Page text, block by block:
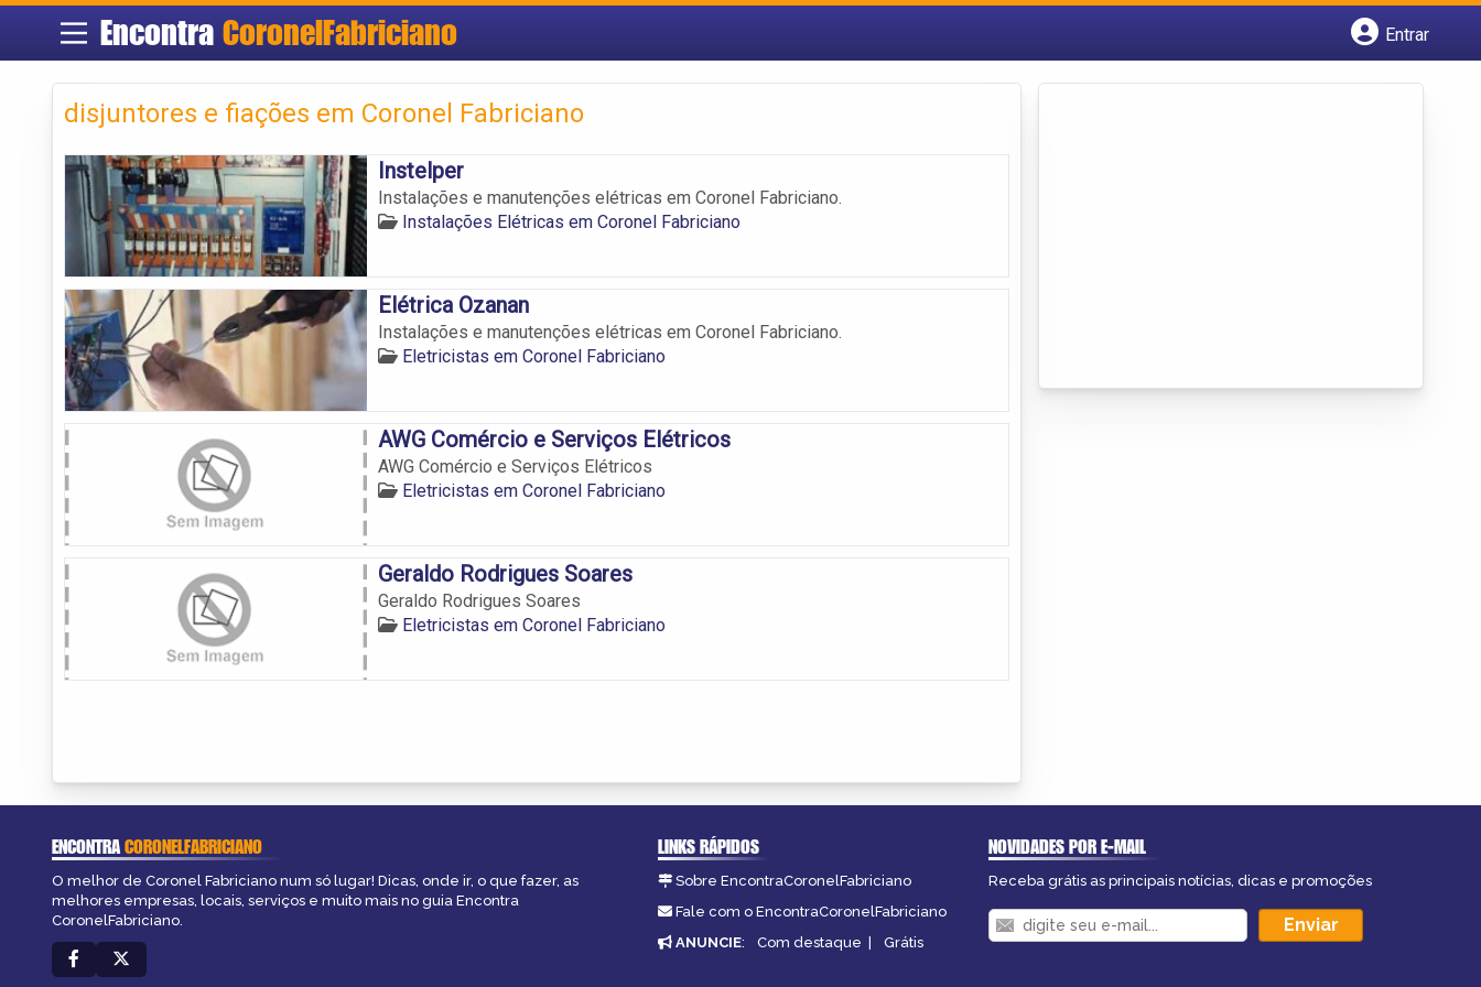
Encontra CoronelFabriciano
Entrar
disjuntores e fiações em Coronel Fabriciano
Instelper
Instalações e manutenções elétricas em Coronel Fabriciano.
Instalações Elétricas em Coronel Fabriciano
Elétrica Ozanan
Instalações e manutenções elétricas em Coronel Fabriciano.
Eletricistas em Coronel Fabriciano
AWG Comércio e Serviços Elétricos
AWG Comércio e Serviços Elétricos
Eletricistas em Coronel Fabriciano
Geraldo Rodrigues Soares
Geraldo Rodrigues Soares
Eletricistas em Coronel Fabriciano
ENCONTRACORONELFABRICIANO
O melhor de Coronel Fabriciano num só lugar! Dicas, onde ir, o que fazer, as
melhores empresas, locais, serviços e muito mais no guia Encontra
CoronelFabriciano.
LINKS RÁPIDOS
Sobre EncontraCoronelFabriciano
Fale com o EncontraCoronelFabriciano
ANUNCIE: Com destaque | Grátis
NOVIDADES POR E-MAIL
Receba grátis as principais notícias, dicas e promoções